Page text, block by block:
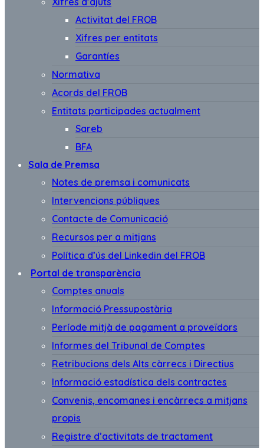
Activitat del FROB
Xifres per entitats
Garantíes
Normativa
Acords del FROB
Entitats participades actualment
Sareb
BFA
Sala de Premsa
Notes de premsa i comunicats
Intervencions públiques
Contacte de Comunicació
Recursos per a mitjans
Política d’ús del Linkedin del FROB
Portal de transparència
Comptes anuals
Informació Pressupostària
Període mitjà de pagament a proveïdors
Informes del Tribunal de Comptes
Retribucions dels Alts càrrecs i Directius
Informació estadística dels contractes
Convenis, encomanes i encàrrecs a mitjans
propis
Registre d’activitats de tractament